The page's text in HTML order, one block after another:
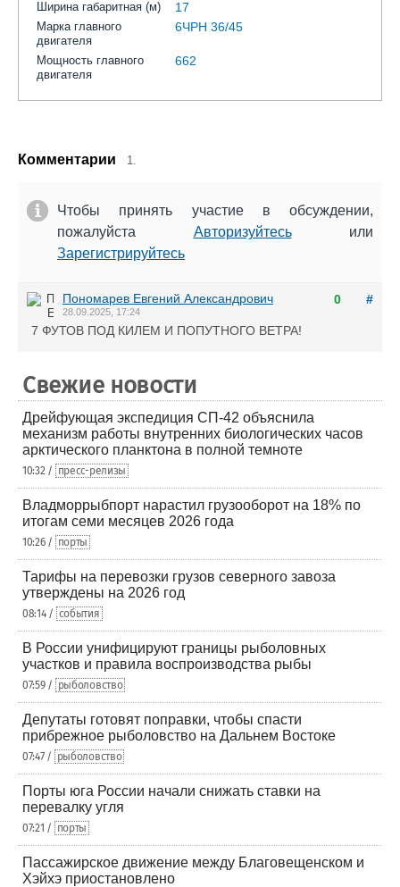
Ширина габаритная (м) 17
Марка главного
двигателя
6ЧРН 36/45
Мощность главного
двигателя
662
Комментарии 1.
Чтобы принять участие в обсуждении,
пожалуйста Авторизуйтесьили
Зарегистрируйтесь
0 #
Пономарев Евгений Александрович
28.09.2025, 17:24
7 ФУТОВ ПОД КИЛЕМ И ПОПУТНОГО ВЕТРА!
Свежие новости
Дрейфующая экспедиция СП-42 объяснила
механизм работы внутренних биологических часов
арктического планктона в полной темноте
10:32 / пресс-релизы
Владморрыбпорт нарастил грузооборот на 18% по
итогам семи месяцев 2026 года
10:26 / порты
Тарифы на перевозки грузов северного завоза
утверждены на 2026 год
08:14 / события
В России унифицируют границы рыболовных
участков и правила воспроизводства рыбы
07:59 / рыболовство
Депутаты готовят поправки, чтобы спасти
прибрежное рыболовство на Дальнем Востоке
07:47 / рыболовство
Порты юга России начали снижать ставки на
перевалку угля
07:21 / порты
Пассажирское движение между Благовещенском и
Хэйхэ приостановлено